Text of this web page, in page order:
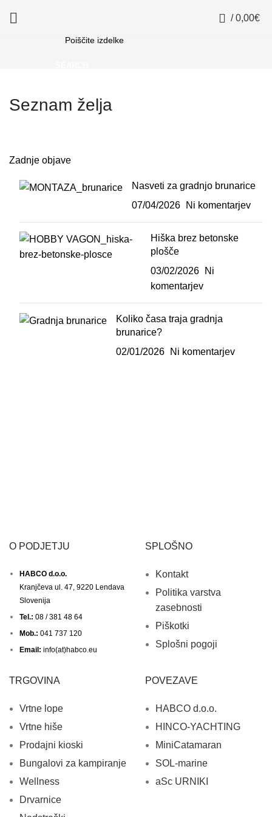
/ 0,00€
Seznam želja
Zadnje objave
Nasveti za gradnjo brunarice
07/04/2026
Ni komentarjev
Hiška brez betonske
plošče
03/02/2026
Ni
komentarjev
Koliko časa traja gradnja
brunarice?
02/01/2026
Ni komentarjev
O PODJETJU
HABCO d.o.o.
Kranjčeva ul. 47, 9220 Lendava
Slovenija
Tel.: 08 / 381 48 64
Mob.: 041 737 120
Email: info(at)habco.eu
SPLOŠNO
Kontakt
Politika varstva
zasebnosti
Piškotki
Splošni pogoji
TRGOVINA
Vrtne lope
Vrtne hiše
Prodajni kioski
Bungalovi za kampiranje
Wellness
Drvarnice
POVEZAVE
HABCO d.o.o.
HINCO-YACHTING
MiniCatamaran
SOL-marine
aSc URNIKI